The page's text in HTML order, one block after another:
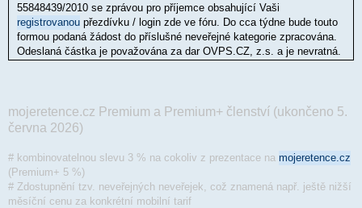
55848439/2010 se zprávou pro příjemce obsahující Vaši
registrovanou přezdívku / login zde ve fóru. Do cca týdne bude touto
formou podaná žádost do příslušné neveřejné kategorie zpracována.
Odeslaná částka je považována za dar OVPS.CZ, z.s. a je nevratná.
mojeretence.cz Premium a Premium+ členství (ukončeno 5.
června 2026)
# kombinovatelnou slevu 3 % na cokoliv z prezentace na mojeretence.cz
(Premium+ 5 %)
# Zdostupnění tzv. neveřejných neveřejek, což znamená např. ještě nižší
měsíční cenu za konkrétní mobilní tarif